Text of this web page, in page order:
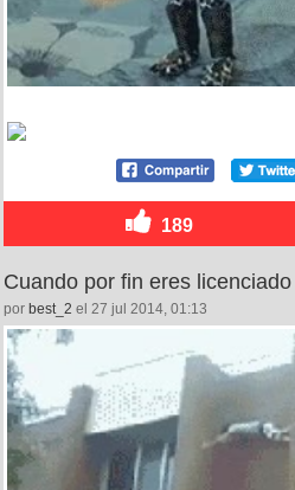
189
Cuando por fin eres
por best_2 el 27 jul 2014, 01:13